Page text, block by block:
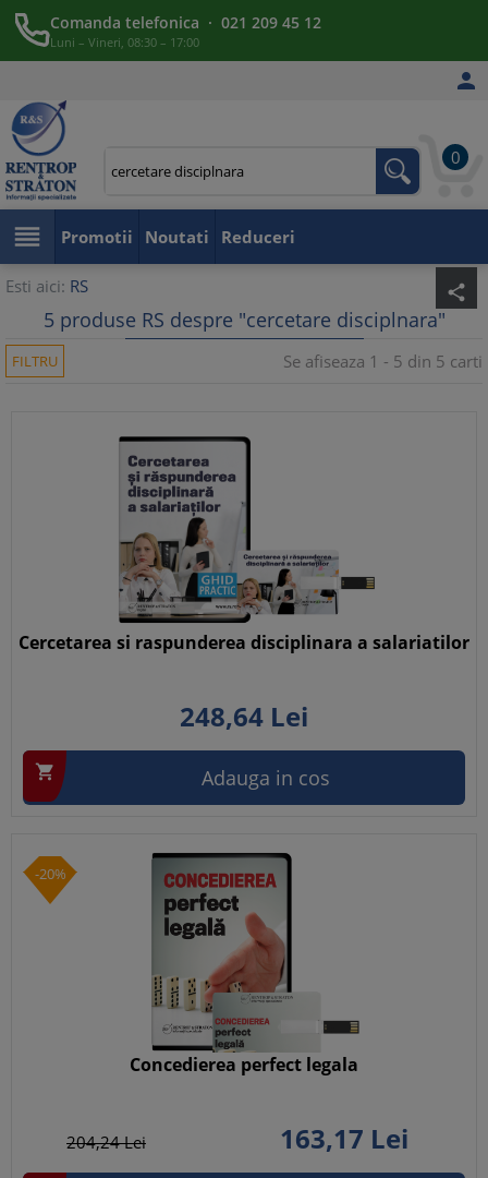
Comanda telefonica · 021 209 45 12
Luni – Vineri, 08:30 – 17:00

0
 Promotii Noutati Reduceri
Esti aici: RS share
5 produse RS despre "cercetare disciplnara"
FILTRU Se afiseaza 1 - 5 din 5 carti
Cercetarea si raspunderea disciplinara a salariatilor
248,64 Lei
 Adauga in cos
-20%
Concedierea perfect legala
204,24Lei 163,17 Lei